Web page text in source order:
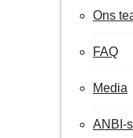
Ons
FAQ
Media
ANBI-